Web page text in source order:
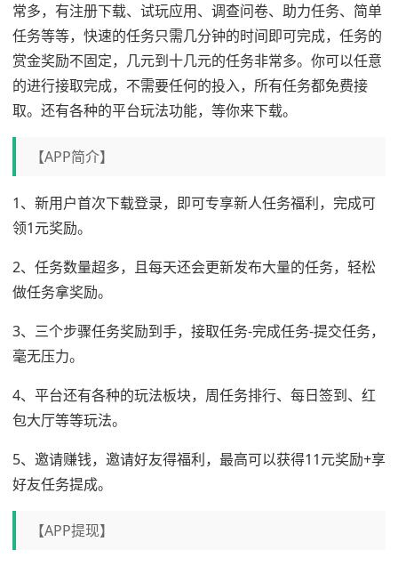
常多，有注册下载、试玩应用、调查问卷、助力任务、简单
任务等等，快速的任务只需几分钟的时间即可完成，任务的
赏金奖励不固定，几元到十几元的任务非常多。你可以任意
的进行接取完成，不需要任何的投入，所有任务都免费接
取。还有各种的平台玩法功能，等你来下载。
【APP简介】
1、新用户首次下载登录，即可专享新人任务福利，完成可
领1元奖励。
2、任务数量超多，且每天还会更新发布大量的任务，轻松
做任务拿奖励。
3、三个步骤任务奖励到手，接取任务-完成任务-提交任务，
毫无压力。
4、平台还有各种的玩法板块，周任务排行、每日签到、红
包大厅等等玩法。
5、邀请赚钱，邀请好友得福利，最高可以获得11元奖励+享
好友任务提成。
【APP提现】